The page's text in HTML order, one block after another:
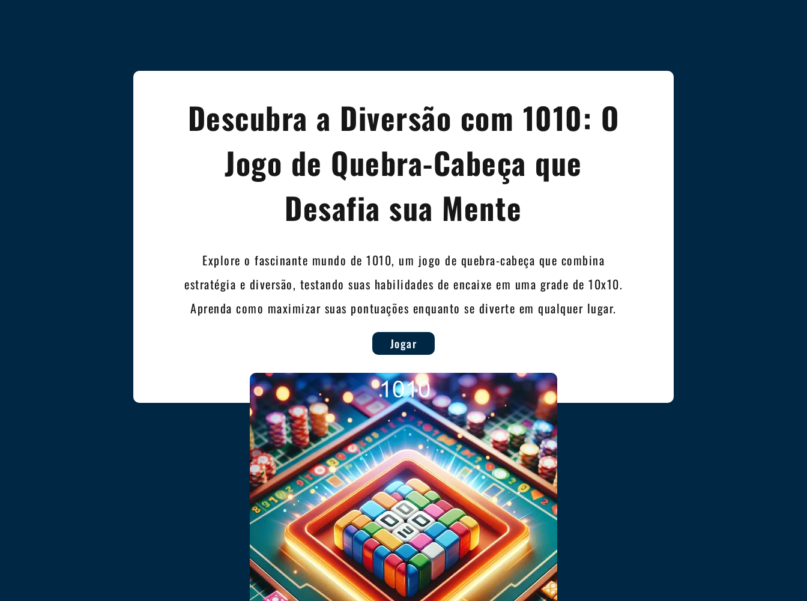
Descubra a Diversão com 1010: O
Jogo de Quebra-Cabeça que
Desafia sua Mente
Explore o fascinante mundo de 1010, um jogo de quebra-cabeça que combina
estratégia e diversão, testando suas habilidades de encaixe em uma grade de 10x10.
Aprenda como maximizar suas pontuações enquanto se diverte em qualquer lugar.
Jogar